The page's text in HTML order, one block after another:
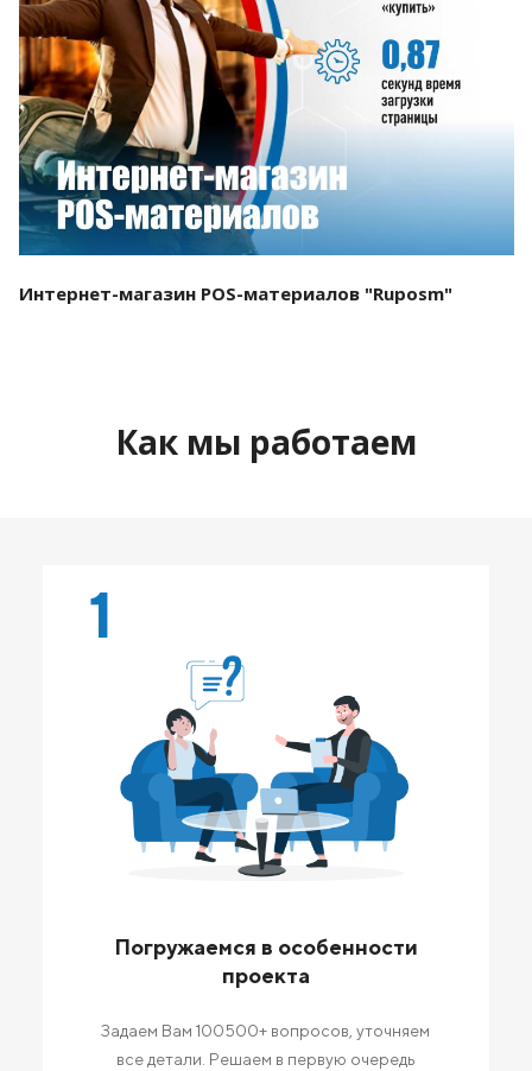
Смотреть проект
Интернет-магазин POS-материалов "Ruposm"
Как мы работаем
1
Погружаемся в особенности
проекта
Задаем Вам 100500+ вопросов, уточняем
все детали. Решаем в первую очередь